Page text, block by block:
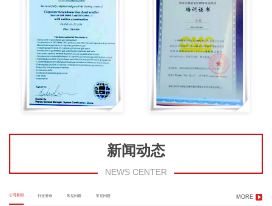
新闻动态
NEWS CENTER
公司新闻 行业资讯 常见问题 常见问题 MORE